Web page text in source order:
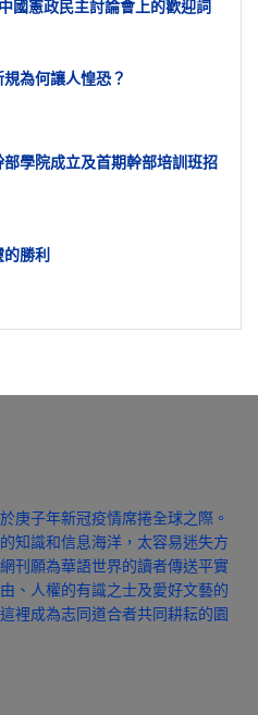
國憲政民主討論會上的歡迎詞
為何讓人惶恐？
部學院成立及首期幹部培訓班招
勝利
庚子年新冠疫情席捲全球之際。
知識和信息海洋，太容易迷失方
刊願為華語世界的讀者傳送平實
、人權的有識之士及愛好文藝的
裡成為志同道合者共同耕耘的園